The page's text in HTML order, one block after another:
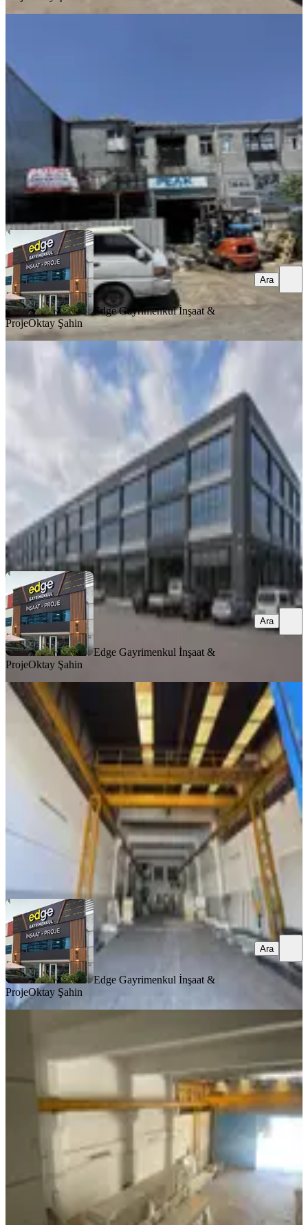
18.950.000 ₺19.500.000 ₺
Edge Gayrimenkul İnşaat & ProjeOktay Şahin
Edge Gayrimenkul İnşaat &
ProjeOktay Şahin
Ara
Fırsat!!! 2.000.000 ₺ Kiracılı 35 Adet
Dükkan Cadde Üzeri
Yenimahalle, İvedikosb Mahallesi
10001 m² Düz Giriş (Zemin)·
01.08.2026
290.000.000 ₺
Edge Gayrimenkul İnşaat & Proje Oktay Şahin
Ara
Edge Gayrimenkul İnşaat &
ProjeOktay Şahin
Ara
YENİ
Cadde Üzeri 600 M2 Vinçli Yapılı
Geniş Cadde/sokak
Yenimahalle, İvedikosb Mahallesi
1 Oda·601 m²·Düz Giriş (Zemin) 07.08.2026
24.350.000 ₺
Edge Gayrimenkul İnşaat & ProjeOktay Şahin
Edge Gayrimenkul İnşaat &
ProjeOktay Şahin
Ara
Kartal'dan İvedik 1122. Caddeye
Yakın 480 M² Kullanım Alanlı Sat
Yenimahalle, İvedikosb Mahallesi
1 Oda·481 m²·Düz Giriş (Zemin)·07.08.2026
26.700.000 ₺
İbrahim Cem Kartal